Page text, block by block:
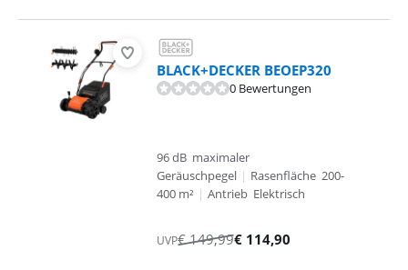
BLACK+DECKER BEOEP320
0 Bewertungen
96 dB maximaler
Geräuschpegel | Rasenfläche 200-
400 m² | Antrieb Elektrisch
UVP€149,99€ 114,90